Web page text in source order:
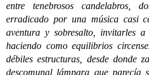
entre tenebrosos candelabros,
erradicado por una música casi
aventura y sobresalto, invitarles
haciendo como equilibrios
débiles estructuras, desde donde
descomunal lámpara que parecía